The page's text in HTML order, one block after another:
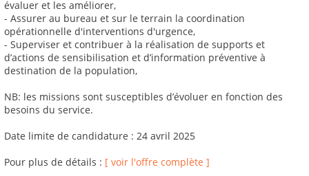
évaluer et les améliorer,
- Assurer au bureau et sur le terrain la coordination
opérationnelle d'interventions d'urgence,
- Superviser et contribuer à la réalisation de supports et
d’actions de sensibilisation et d’information préventive à
destination de la population,
NB: les missions sont susceptibles d’évoluer en fonction des
besoins du service.
Date limite de candidature : 24 avril 2025
Pour plus de détails : [ voir l'offre complète ]